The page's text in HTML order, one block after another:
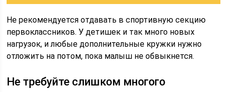
Не рекомендуется отдавать в спортивную секцию
первоклассников. У детишек и так много новых
нагрузок, и любые дополнительные кружки нужно
отложить на потом, пока малыш не обвыкнется.
Не требуйте слишком многого